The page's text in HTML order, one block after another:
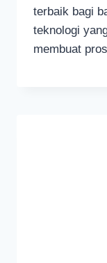
terbaik bagi
teknologi
membuat